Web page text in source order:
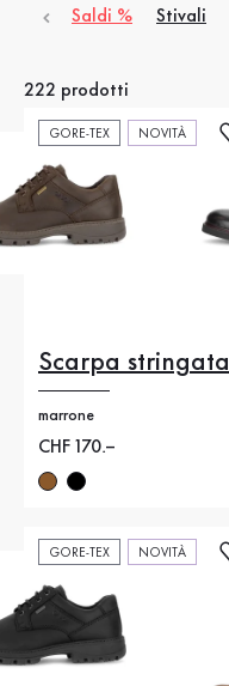
Saldi % Stivali
222 prodotti
GORE-TEX NOVITÀ
Scarpa stringata
marrone
Nuovo prezzo
CHF 170.–
GORE-TEX NOVITÀ